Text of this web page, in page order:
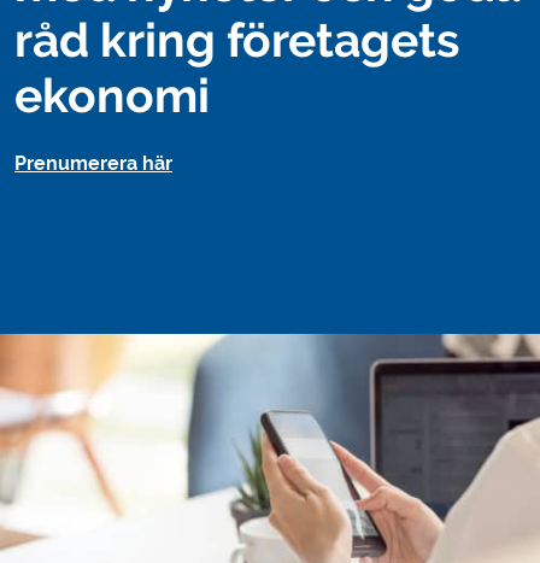
råd kring företagets
ekonomi
Prenumerera här